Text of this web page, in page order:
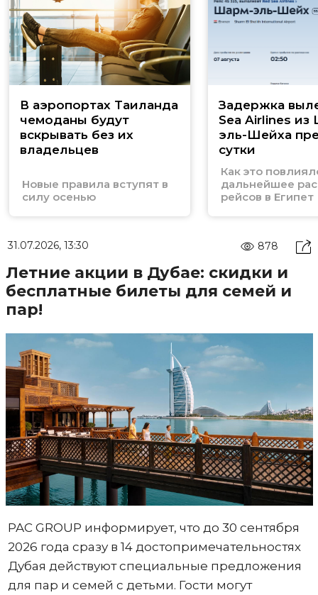
В аэропортах Таиланда
чемоданы будут
вскрывать без их
владельцев
Новые правила вступят в
силу осенью
Задержка
Sea Airlines
эль-Шейха
сутки
Как это
дальнейшее
рейсов в Египет
31.07.2026, 13:30 878
Летние акции в Дубае: скидки и
бесплатные билеты для семей и
пар!
PAC GROUP информирует, что до 30 сентября
2026 года сразу в 14 достопримечательностях
Дубая действуют специальные предложения
для пар и семей с детьми. Гости могут